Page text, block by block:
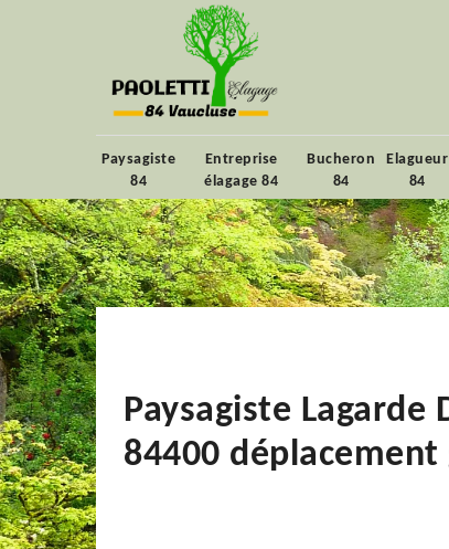
Paysagiste
84
Entreprise
élagage 84
Bucheron
84
Elagueur
84
Paysagiste Lagarde
84400